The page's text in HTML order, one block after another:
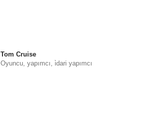
Tom Cruise
Oyuncu, yapımcı, i̇dari yapımcı